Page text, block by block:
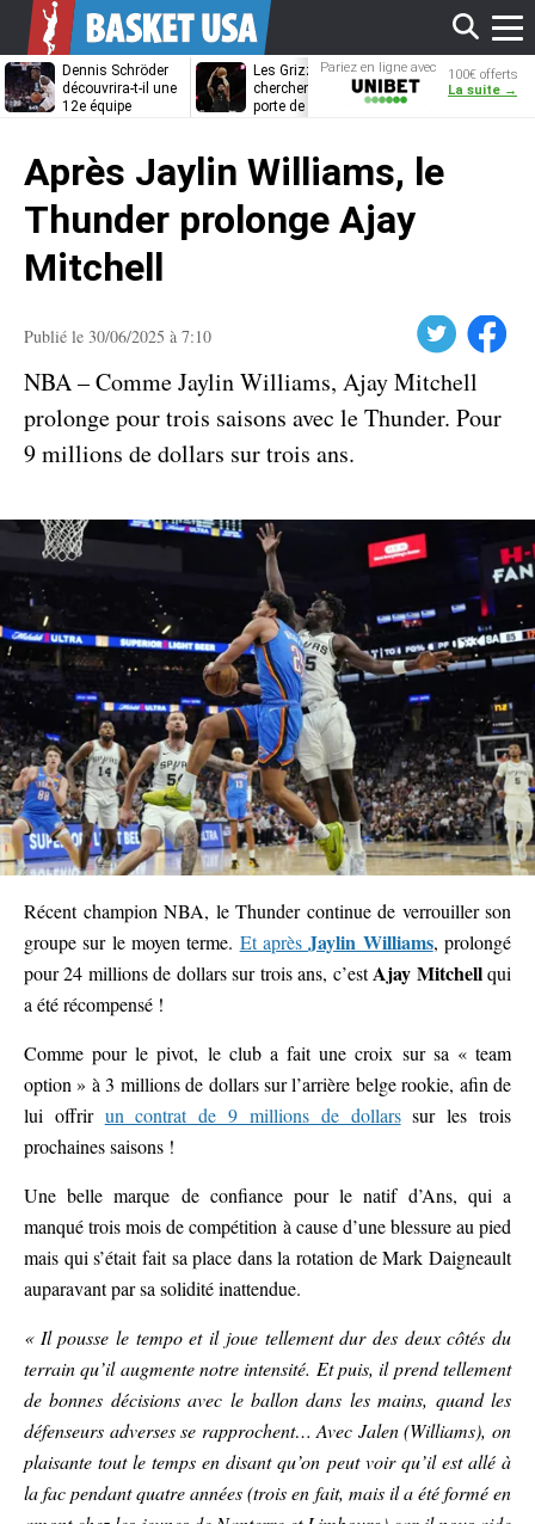
Dennis Schröder
découvrira-t-il une
12e équipe
Les Grizzlies
cherchent déjà une
porte de sortie
Dwane Casey
bientôt coach
Pariez en ligne avec
Unibet
100€ offerts
La suite →
Après Jaylin Williams, le
Thunder prolonge Ajay
Mitchell
Publié le 30/06/2025 à 7:10 Facebook
NBA – Comme Jaylin Williams, Ajay Mitchell
prolonge pour trois saisons avec le Thunder. Pour
9 millions de dollars sur trois ans.
Récent champion NBA, le Thunder continue de verrouiller son
groupe sur le moyen terme. Et aprèsJaylin Williams, prolongé
pour 24 millions de dollars sur trois ans, c’estAjay Mitchellqui
a été récompensé !
Comme pour le pivot, le club a fait une croix sur sa « team
option » à 3 millions de dollars sur l’arrière belge rookie, afin de
lui offrir un contrat de 9 millions de dollarssur les trois
prochaines saisons !
Une belle marque de confiance pour le natif d’Ans, qui a
manqué trois mois de compétition à cause d’une blessure au pied
mais qui s’était fait sa place dans la rotation de Mark Daigneault
auparavant par sa solidité inattendue.
« Il pousse le tempo et il joue tellement dur des deux côtés du
terrain qu’il augmente notre intensité. Et puis, il prend tellement
de bonnes décisions avec le ballon dans les mains, quand les
défenseurs adverses se rapprochent… Avec Jalen (Williams), on
plaisante tout le temps en disant qu’on peut voir qu’il est allé à
la fac pendant quatre années (trois en fait, mais il a été formé en